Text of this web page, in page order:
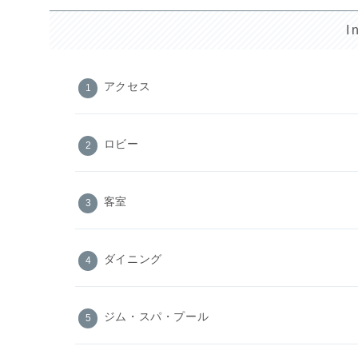
アクセス
ロビー
客室
ダイニング
ジム・スパ・プール